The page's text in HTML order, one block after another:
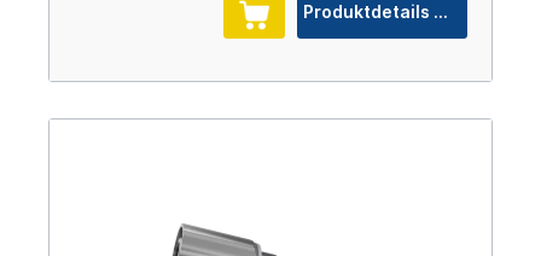
Produktdetails